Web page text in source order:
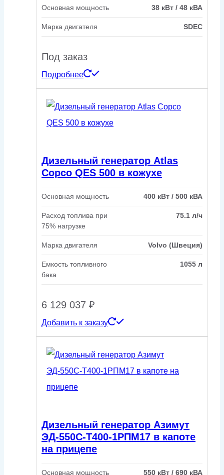
Основная мощность 38 кВт / 48 кВА
Марка двигателя SDEC
Под заказ
Подробнее
Дизельный генератор Atlas
Copco QES 500 в кожухе
Основная мощность 400 кВт / 500 кВА
Расход топлива при
75% нагрузке
75.1 л/ч
Марка двигателя Volvo (Швеция)
Емкость топливного
бака
1055 л
6 129 037 ₽
Добавить к заказу
Дизельный генератор Азимут
ЭД-550С-Т400-1РПМ17 в капоте
на прицепе
Основная мощность 550 кВт / 690 кВА